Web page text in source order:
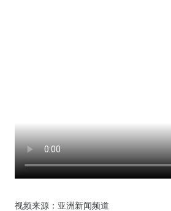
视频来源：亚洲新闻频道